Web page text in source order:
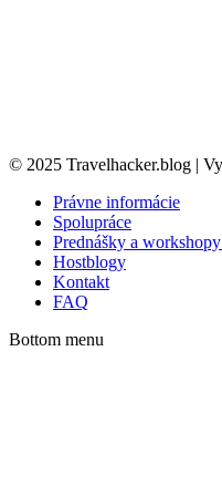
© 2025 Travelhacker.blog |
Právne informácie
Spolupráce
Prednášky a
Hostblogy
Kontakt
FAQ
Bottom menu